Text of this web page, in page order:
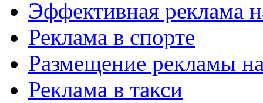
Эффективная реклама
Реклама в спорте
Размещение рекламы
Реклама в такси